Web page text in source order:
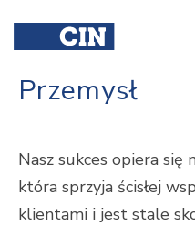
Przemysł
Nasz sukces opiera się
która sprzyja ścisłej
klientami i jest stale